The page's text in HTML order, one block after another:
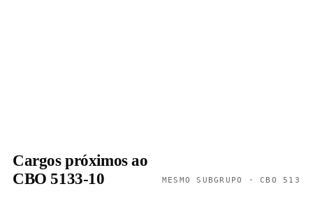
Cargos próximos ao
CBO 5133-10
MESMO SUBGRUPO · CBO 513